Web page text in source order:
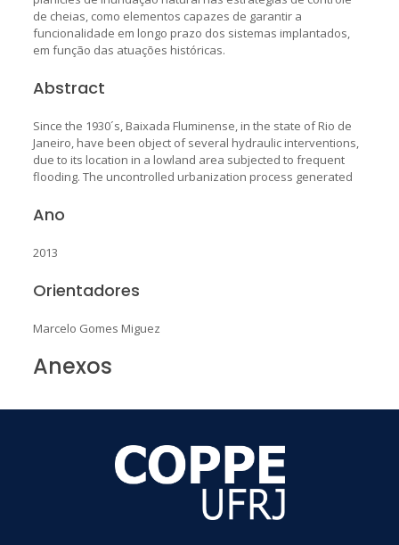
de cheias, como elementos capazes de garantir a
funcionalidade em longo prazo dos sistemas implantados,
em função das atuações históricas.
Abstract
Since the 1930´s, Baixada Fluminense, in the state of Rio de
Janeiro, have been object of several hydraulic interventions,
due to its location in a lowland area subjected to frequent
flooding. The uncontrolled urbanization process generated
Ano
2013
Orientadores
Marcelo Gomes Miguez
Anexos